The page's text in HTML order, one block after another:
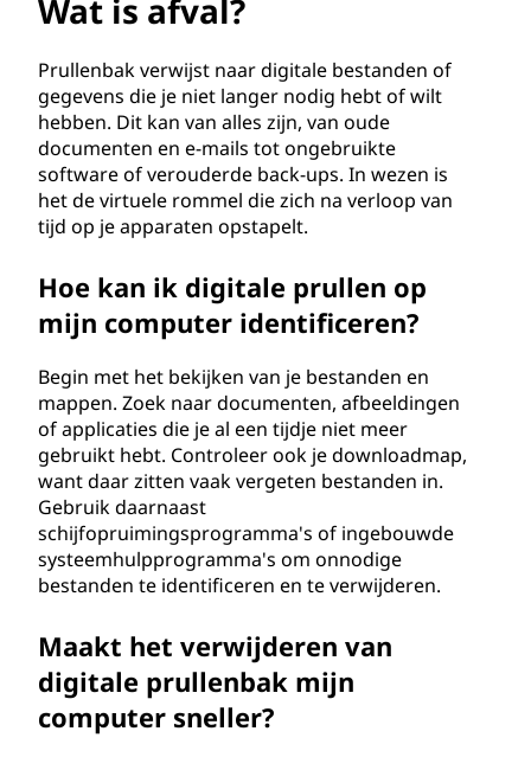
Wat is afval?
Prullenbak verwijst naar digitale bestanden of
gegevens die je niet langer nodig hebt of wilt
hebben. Dit kan van alles zijn, van oude
documenten en e-mails tot ongebruikte
software of verouderde back-ups. In wezen is
het de virtuele rommel die zich na verloop van
tijd op je apparaten opstapelt.
Hoe kan ik digitale prullen op
mijn computer identificeren?
Begin met het bekijken van je bestanden en
mappen. Zoek naar documenten, afbeeldingen
of applicaties die je al een tijdje niet meer
gebruikt hebt. Controleer ook je downloadmap,
want daar zitten vaak vergeten bestanden in.
Gebruik daarnaast
schijfopruimingsprogramma's of ingebouwde
systeemhulpprogramma's om onnodige
bestanden te identificeren en te verwijderen.
Maakt het verwijderen van
digitale prullenbak mijn
computer sneller?